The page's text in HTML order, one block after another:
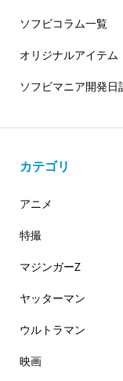
ソフビコラム一覧
オリジナルアイテム
ソフビマニア開発日
カテゴリ
アニメ
特撮
マジンガーZ
ヤッターマン
ウルトラマン
映画